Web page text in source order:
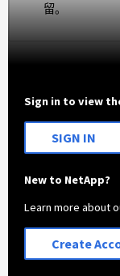
留。
Sign in to view
SIGN IN
New to NetApp?
Learn more about
Create